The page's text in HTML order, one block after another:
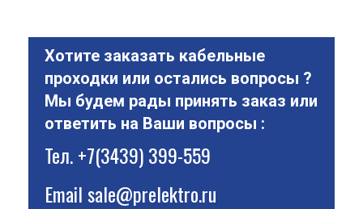
Хотите заказать кабельные
проходки или остались вопросы ?
Мы будем рады принять заказ или
ответить на Ваши вопросы :
Тел.+7(3439) 399-559
Emailsale@prelektro.ru